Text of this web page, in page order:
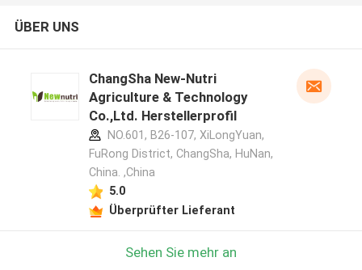
ÜBER UNS
ChangSha New-Nutri
Agriculture & Technology
Co.,Ltd. Herstellerprofil
NO.601, B26-107, XiLongYuan,
FuRong District, ChangSha, HuNan,
China. ,China
5.0
Überprüfter Lieferant
Sehen Sie mehr an